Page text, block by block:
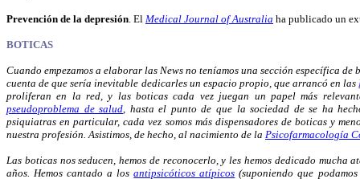
Prevención de la depresión . El Medical Journal of Australia ha publicado un
BOTICAS
Cuando empezamos a elaborar las News no teníamos una sección específica
cuenta de que sería inevitable dedicarles un espacio propio, que arrancó en las
proliferan en la red, y las boticas cada vez juegan un papel más
pseudoproblema de salud , hasta el punto de que la sociedad de se ha
psiquiatras en particular, cada vez somos más dispensadores de boticas y
nuestra profesión. Asistimos, de hecho, al nacimiento de la Psicofarmacología
Las boticas nos seducen, hemos de reconocerlo, y les hemos dedicado mucha
años. Hemos cantado a losantipsicóticos atípicos (suponiendo que